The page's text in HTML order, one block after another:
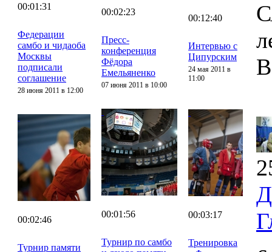
00:01:31
Федерации
самбо и чидаоба
Москвы
подписали
соглашение
28 июня 2011 в 12:00
00:02:23
Пресс-
конференция
Фёдора
Емельяненко
07 июня 2011 в 10:00
00:12:40
Интервью с
Ципурским
24 мая 2011 в
11:00
00:02:46
Турнир памяти
00:01:56
Турнир по самбо
00:03:17
Тренировка